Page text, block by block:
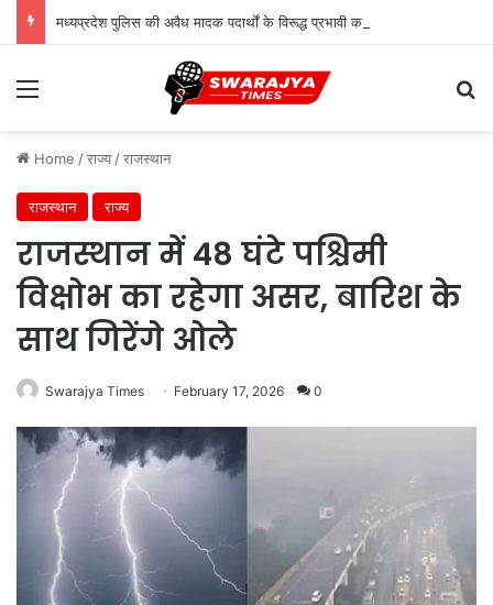
मध्यप्रदेश पुलिस की अवैध मादक पदार्थों के विरूद्ध प्रभावी कार्यवाही
Menu
Home /राज्य /राजस्थान
राजस्थान राज्य
राजस्थान में 48 घंटे पश्चिमी
विक्षोभ का रहेगा असर, बारिश के
साथ गिरेंगे ओले
Swarajya Times February 17, 2026 0